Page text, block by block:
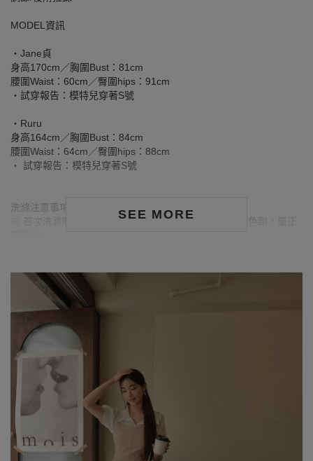
SEE MORE
MODEL資訊
‧Jane貞
身高170cm／胸圍Bust：81cm
腰圍Waist：60cm／臀圍hips：91cm
‧試穿報告：模特兒穿著S號
‧Ruru
身高164cm／胸圍Bust：84cm
腰圍Waist：64cm／臀圍hips：88cm
‧ 試穿報告：模特兒穿著S號
洗滌注意事項：
※ 首次洗滌時，深色／飽和色系布料較易釋出多餘的固色劑，屬正
※ 請與淺色衣物分開洗滌，避免互相染色或產生移染情形。
※ 穿搭時亦建議避免與淺色配件、包款、飾品一同使用，以降低因
摩擦或潮濕造成染色的可能性。
設定差異略有不同，請以實際商品顏色為準。